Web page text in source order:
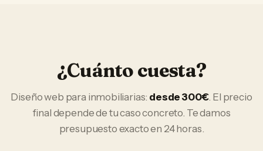
¿Cuánto cuesta?
Diseño web para inmobiliarias: desde 300€. El precio
final depende de tu caso concreto. Te damos
presupuesto exacto en 24 horas.